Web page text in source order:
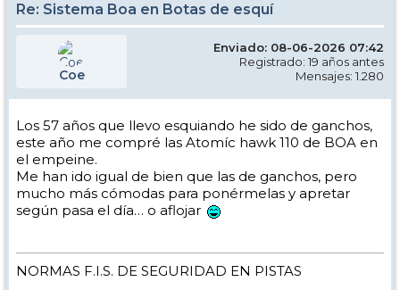
Re: Sistema Boa en Botas de esquí
Coe
Enviado: 08-06-2026 07:42
Registrado: 19 años antes
Mensajes: 1.280
Los 57 años que llevo esquiando he sido de ganchos,
este año me compré las Atomíc hawk 110 de BOA en
el empeine.
Me han ido igual de bien que las de ganchos, pero
mucho más cómodas para ponérmelas y apretar
según pasa el día… o aflojar
NORMAS F.I.S. DE SEGURIDAD EN PISTAS